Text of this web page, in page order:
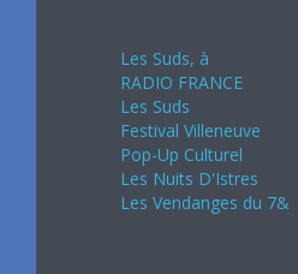
Les Suds, à
RADIO FRANCE
Les Suds
Festival Villeneuve
Pop-Up Culturel
Les Nuits D'Istres
Les Vendanges du 7&